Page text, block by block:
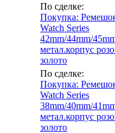
По сделке:
Покупка:
Watch Series
42mm/44mm/
метал.корпус
золото
По сделке:
Покупка:
Watch Series
38mm/40mm/
метал.корпус
золото